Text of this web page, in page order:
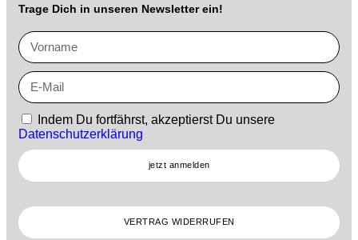
Trage Dich in unseren Newsletter ein!
Indem Du fortfährst, akzeptierst Du unsere
Datenschutzerklärung
jetzt anmelden
VERTRAG WIDERRUFEN